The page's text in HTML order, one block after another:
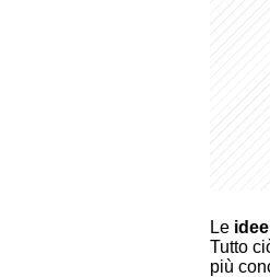
Le idee
Tutto
più